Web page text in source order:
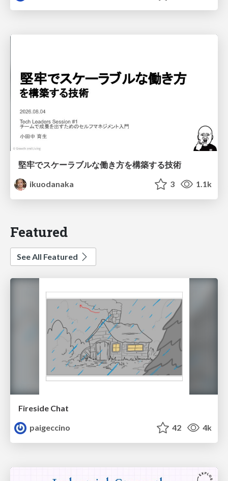
堅牢でスケーラブルな働き方を構築する技術
ikuodanaka
3 1.1k
Featured
See All Featured
Fireside Chat
paigeccino
42 4k